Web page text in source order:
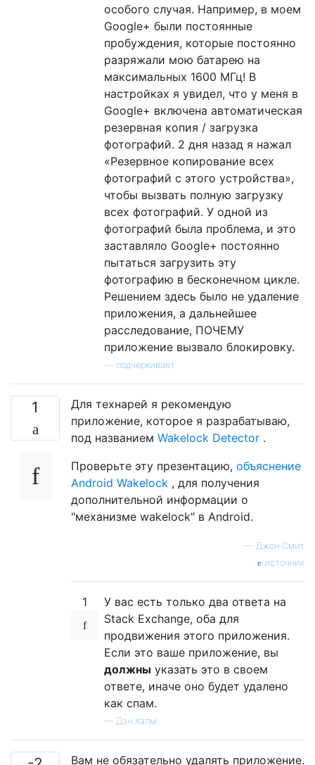
особого случая. Например, в моем
Google+ были постоянные
пробуждения, которые постоянно
разряжали мою батарею на
максимальных 1600 МГц! В
настройках я увидел, что у меня в
Google+ включена автоматическая
резервная копия / загрузка
фотографий. 2 дня назад я нажал
«Резервное копирование всех
фотографий с этого устройства»,
чтобы вызвать полную загрузку
всех фотографий. У одной из
фотографий была проблема, и это
заставляло Google+ постоянно
пытаться загрузить эту
фотографию в бесконечном цикле.
Решением здесь было не удаление
приложения, а дальнейшее
расследование, ПОЧЕМУ
приложение вызвало блокировку.
подчеркивает
1
Для технарей я рекомендую
приложение, которое я разрабатываю,
под названием Wakelock Detector .
Проверьте эту презентацию, объяснение
Android Wakelock , для получения
дополнительной информации о
"механизме wakelock" в Android.
— Джон Смит
источник
1
У вас есть только два ответа на
Stack Exchange, оба для
продвижения этого приложения.
Если это ваше приложение, вы
должны указать это в своем
ответе, иначе оно будет удалено
как спам.
— Дэн Халм
Вам не обязательно удалять приложение.